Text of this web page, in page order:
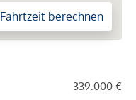
Fahrtzeit berechnen
339.000 €